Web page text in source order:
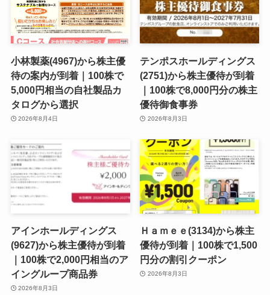
小林製薬(4967)から株主優
待の案内が到着｜100株で
5,000円相当の自社製品カ
タログから選択
2026年8月4日
テンポスホールディングス
(2751)から株主優待が到着
｜100株で8,000円分の株主
優待御食事券
2026年8月3日
アインホールディングス
(9627)から株主優待が到着
｜100株で2,000円相当のア
イングループ商品券
2026年8月3日
Ｈａｍｅｅ(3134)から株主
優待が到着｜100株で1,500
円分の割引クーポン
2026年8月3日